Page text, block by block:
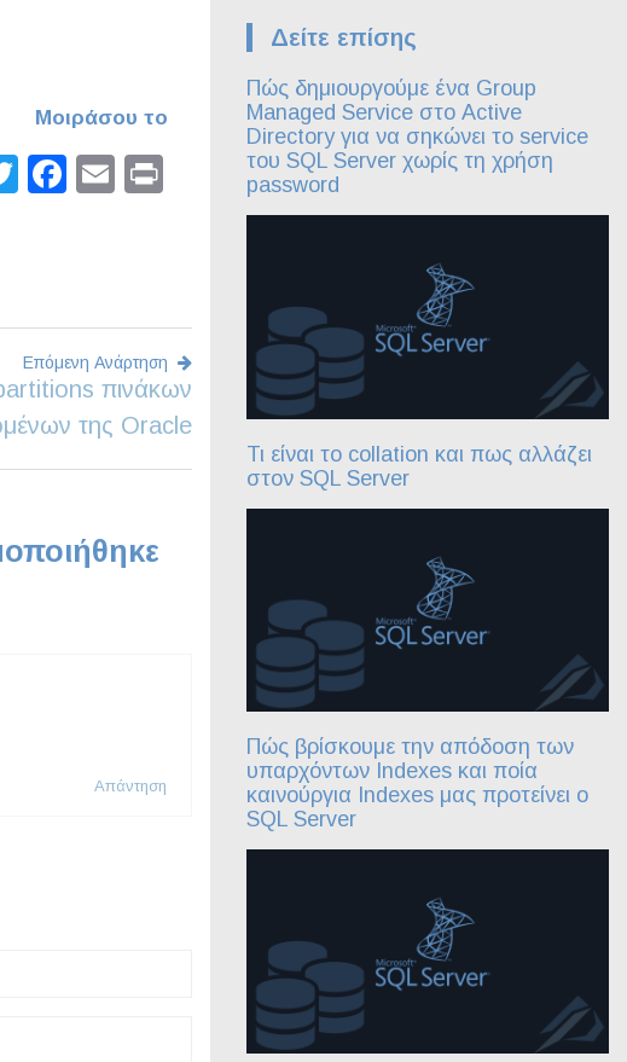
Μοιράσου το
Twitter
Facebook
EmailPrint
Επόμενη Ανάρτηση
πινάκων
της Oracle
Απάντηση
Δείτε επίσης
Πώς δημιουργούμε ένα Group
Managed Service στο Active
Directory για να σηκώνει το service
του SQL Server χωρίς τη χρήση
password
Τι είναι το collation και πως αλλάζει
στον SQL Server
Πώς βρίσκουμε την απόδοση των
υπαρχόντων Indexes και ποία
καινούργια Indexes μας προτείνει ο
SQL Server